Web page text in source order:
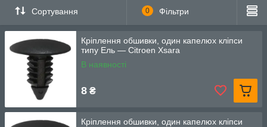
Сортування 0 Фільтри
Кріплення обшивки, один капелюх кліпси
типу Ель — Citroen Xsara
В наявності
8 ₴
Кріплення обшивки, один капелюх кліпси